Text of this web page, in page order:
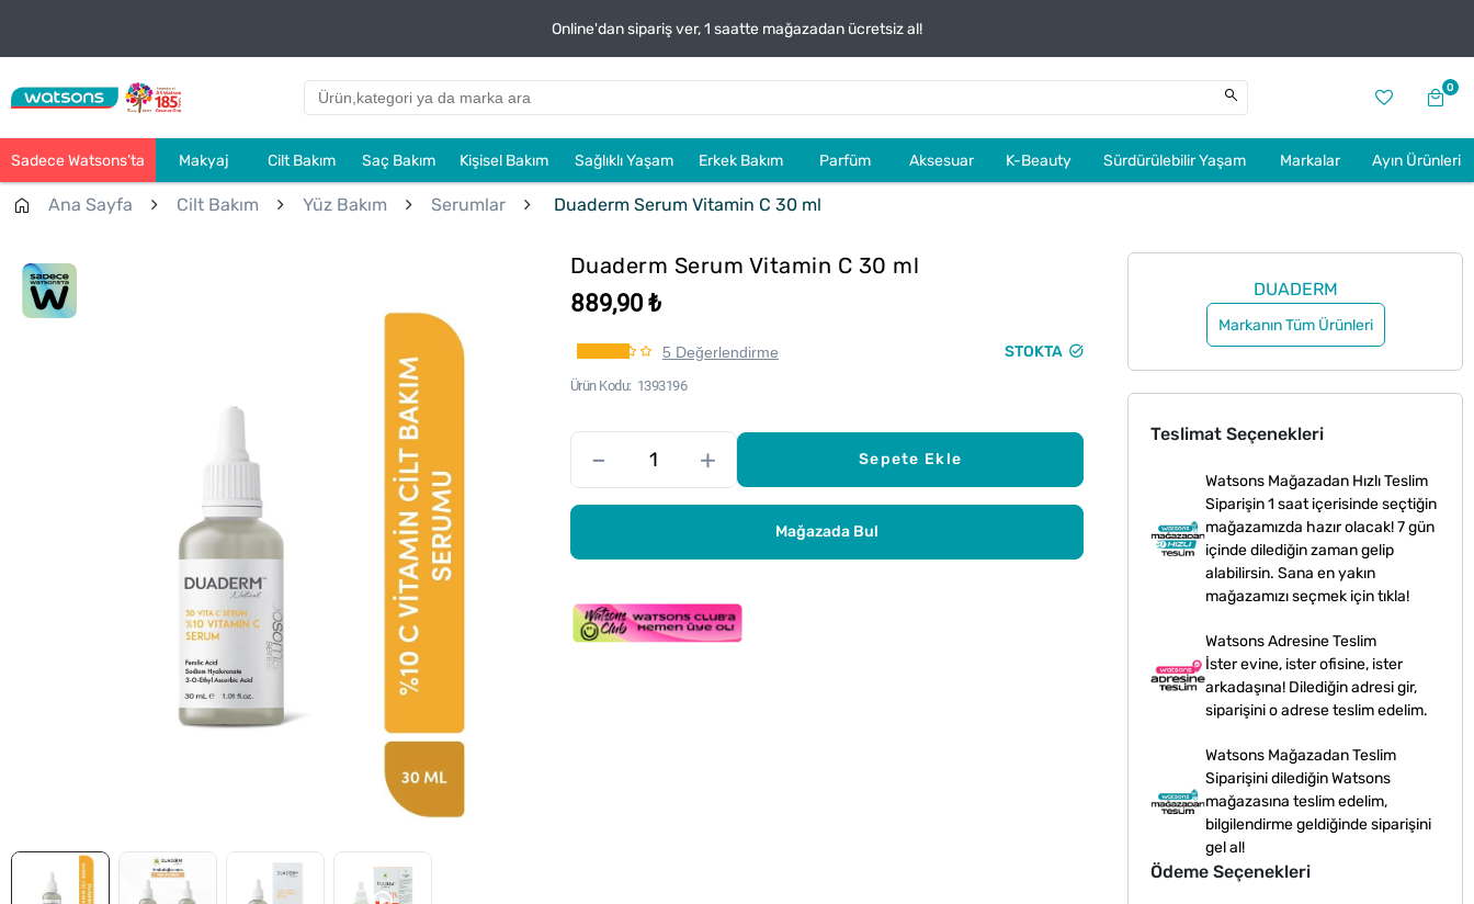
Online'dan sipariş ver, 1 saatte mağazadan ücretsiz al!
0
Sadece Watsons’ta Makyaj Cilt Bakım Saç Bakım Kişisel Bakım Sağlıklı Yaşam Erkek Bakım Parfüm Aksesuar K-Beauty Sürdürülebilir Yaşam Markalar Ayın Ürünleri
Ana Sayfa Cilt Bakım Yüz Bakım Serumlar Duaderm Serum Vitamin C 30 ml
Duaderm Serum Vitamin C 30 ml
889,90 ₺
5 Değerlendirme STOKTA
Ürün Kodu 1393196
– + Sepete Ekle
Mağazada Bul
DUADERM
Markanın Tüm Ürünleri
Teslimat Seçenekleri
Watsons Mağazadan Hızlı Teslim
Siparişin 1 saat içerisinde seçtiğin
mağazamızda hazır olacak! 7 gün
içinde dilediğin zaman gelip
alabilirsin. Sana en yakın
mağazamızı seçmek için tıkla!
Watsons Adresine Teslim
İster evine, ister ofisine, ister
arkadaşına! Dilediğin adresi gir,
siparişini o adrese teslim edelim.
Watsons Mağazadan Teslim
Siparişini dilediğin Watsons
mağazasına teslim edelim,
bilgilendirme geldiğinde siparişini
gel al!
Ödeme Seçenekleri